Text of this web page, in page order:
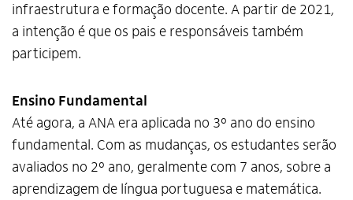
infraestrutura e formação docente. A partir de 2021,
a intenção é que os pais e responsáveis também
participem.
Ensino Fundamental
Até agora, a ANA era aplicada no 3º ano do ensino
fundamental. Com as mudanças, os estudantes serão
avaliados no 2º ano, geralmente com 7 anos, sobre a
aprendizagem de língua portuguesa e matemática.